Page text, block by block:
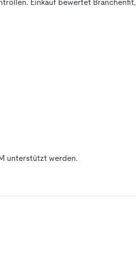
Einkauf bewertet Branchenfit,
unterstützt werden.